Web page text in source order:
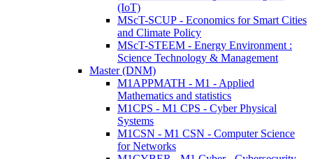
(IoT)
MScT-SCUP - Economics for Smart Cities
and Climate Policy
MScT-STEEM - Energy Environment :
Science Technology & Management
Master (DNM)
M1APPMATH - M1 - Applied
Mathematics and statistics
M1CPS - M1 CPS - Cyber Physical
Systems
M1CSN - M1 CSN - Computer Science
for Networks